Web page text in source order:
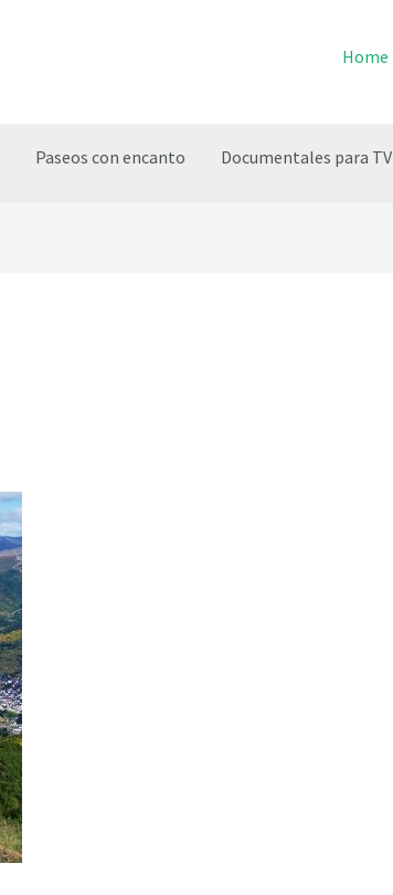
Home
Paseos con encanto Documentales para TV